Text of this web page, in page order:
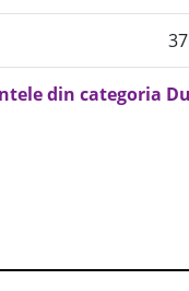
din categoria